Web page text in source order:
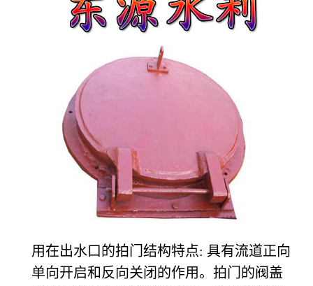
用在出水口的拍门结构特点: 具有流道正向
单向开启和反向关闭的作用。拍门的阀盖